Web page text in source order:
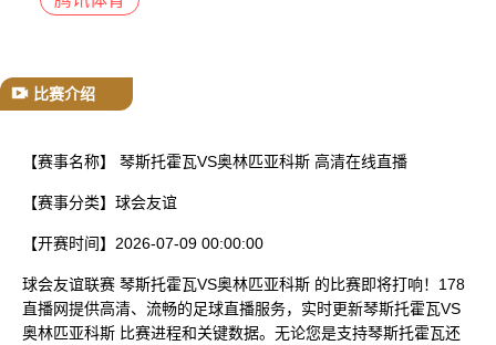
比赛介绍
【赛事名称】 琴斯托霍瓦VS奥林匹亚科斯 高清在线直播
【赛事分类】 球会友谊
【开赛时间】 2026-07-09 00:00:00
球会友谊联赛 琴斯托霍瓦VS奥林匹亚科斯 的比赛即将打响！178
直播网提供高清、流畅的足球直播服务，实时更新琴斯托霍瓦VS
奥林匹亚科斯 比赛进程和关键数据。无论您是支持琴斯托霍瓦还